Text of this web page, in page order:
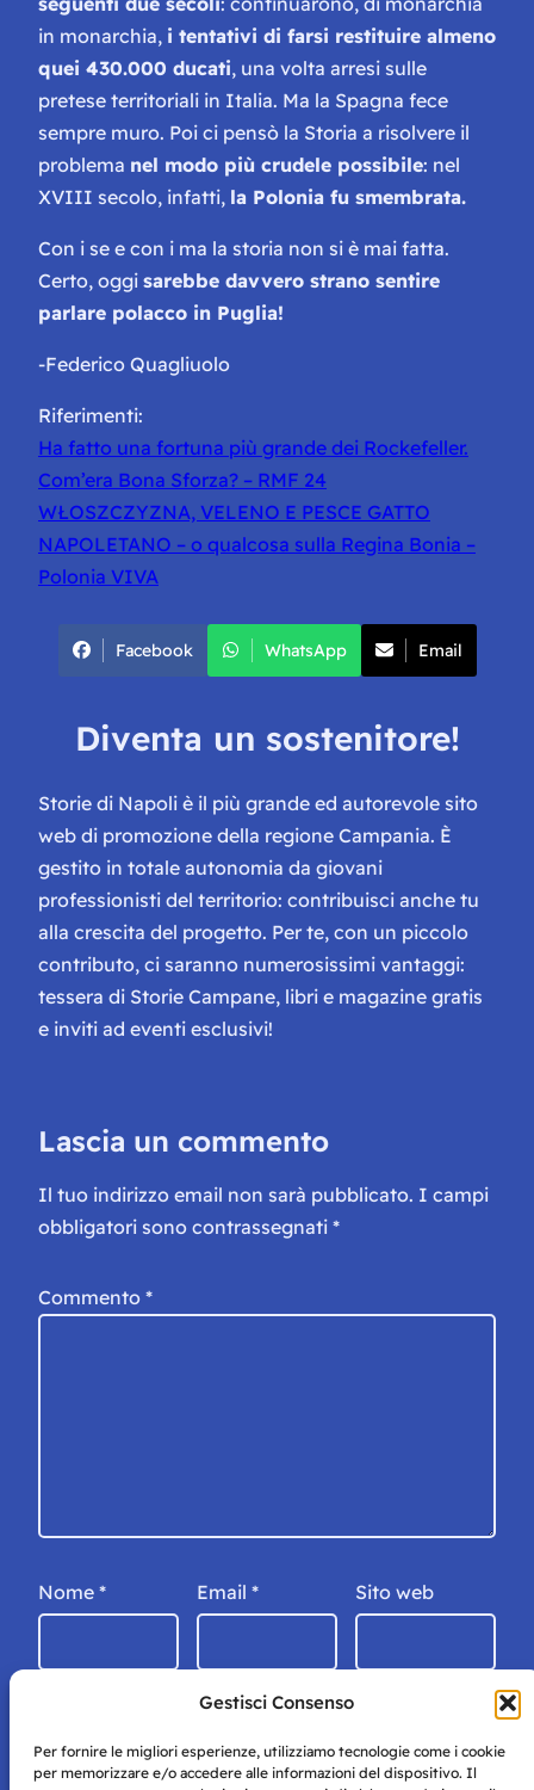
Gestisci Consenso
Per fornire le migliori esperienze, utilizziamo tecnologie come i cookie
per memorizzare e/o accedere alle informazioni del dispositivo. Il
in monarchia, i tentativi di farsi restituire almeno
quei 430.000 ducati, una volta arresi sulle
pretese territoriali in Italia. Ma la Spagna fece
sempre muro. Poi ci pensò la Storia a risolvere il
problema nel modo più crudele possibile: nel
XVIII secolo, infatti, la Polonia fu smembrata.
Con i se e con i ma la storia non si è mai fatta.
Certo, oggi sarebbe davvero strano sentire
parlare polacco in Puglia!
-Federico Quagliuolo
Riferimenti:
Ha fatto una fortuna più grande dei Rockefeller.
Com’era Bona Sforza? – RMF 24
WŁOSZCZYZNA, VELENO E PESCE GATTO
NAPOLETANO – o qualcosa sulla Regina Bonia –
Polonia VIVA
Facebook WhatsApp Email
Diventa un sostenitore!
Storie di Napoli è il più grande ed autorevole sito
web di promozione della regione Campania. È
gestito in totale autonomia da giovani
professionisti del territorio: contribuisci anche tu
alla crescita del progetto. Per te, con un piccolo
contributo, ci saranno numerosissimi vantaggi:
tessera di Storie Campane, libri e magazine gratis
e inviti ad eventi esclusivi!
Lascia un commento
Il tuo indirizzo email non sarà pubblicato. I campi
obbligatori sono contrassegnati *
Commento *
Nome * Email * Sito web